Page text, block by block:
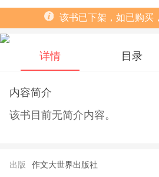
该书已下架，如已购买
详情 目录
内容简介
该书目前无简介内容。
出版 作文大世界出版社